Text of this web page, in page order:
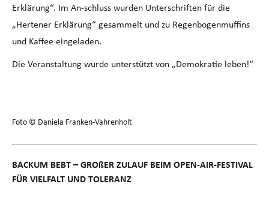
Erklärung“. Im An-schluss wurden Unterschriften für die
„Hertener Erklärung“ gesammelt und zu Regenbogenmuffins
und Kaffee eingeladen.
Die Veranstaltung wurde unterstützt von „Demokratie leben!“
Foto © Daniela Franken-Vahrenholt
BACKUM BEBT – GROßER ZULAUF BEIM OPEN-AIR-FESTIVAL
FÜR VIELFALT UND TOLERANZ